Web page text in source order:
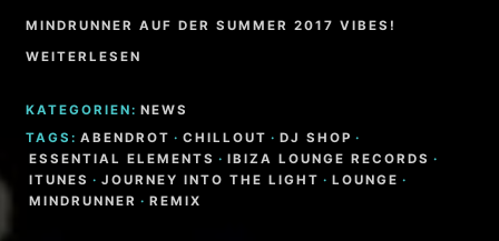
MINDRUNNER AUF DER SUMMER 2017 VIBES!
WEITERLESEN
KATEGORIEN: NEWS
TAGS: ABENDROT · CHILLOUT · DJ SHOP ·
ESSENTIAL ELEMENTS · IBIZA LOUNGE RECORDS ·
ITUNES · JOURNEY INTO THE LIGHT · LOUNGE ·
MINDRUNNER · REMIX